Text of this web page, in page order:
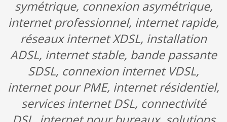
symétrique, connexion asymétrique,
internet professionnel, internet rapide,
réseaux internet XDSL, installation
ADSL, internet stable, bande passante
SDSL, connexion internet VDSL,
internet pour PME, internet résidentiel,
services internet DSL, connectivité